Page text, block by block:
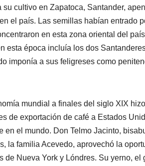
cultivo en Zapatoca, Santander,
el país. Las semillas habían entrado
en esta zona oriental del
esta época incluía los dos
imponía a sus feligreses como
mundial a finales del siglo XIX
de exportación de café a Estados
en el mundo. Don Telmo Jacinto,
la familia Acevedo, aprovechó la
de Nueva York y Lóndres. Su yerno, el